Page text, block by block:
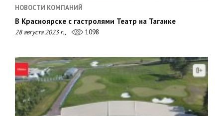
НОВОСТИ КОМПАНИЙ
В Красноярске с гастролями Театр на Таганке
28 августа 2023 г., 1098